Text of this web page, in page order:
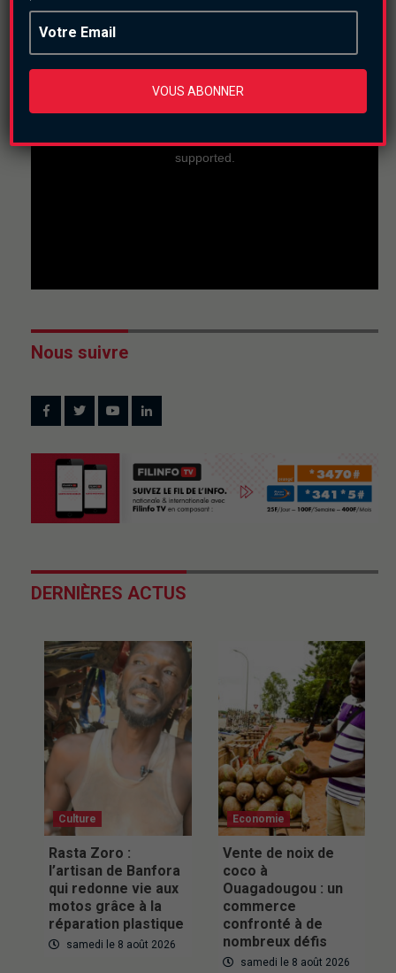
En direct
a
supported.
Nous suivre
DERNIÈRES ACTUS
Culture
Rasta Zoro :
l’artisan de Banfora
qui redonne vie aux
motos grâce à la
réparation plastique
samedi le 8 août 2026
Economie
Vente de noix de
coco à
Ouagadougou : un
commerce
confronté à de
nombreux défis
samedi le 8 août 2026
VOUS ABONNER